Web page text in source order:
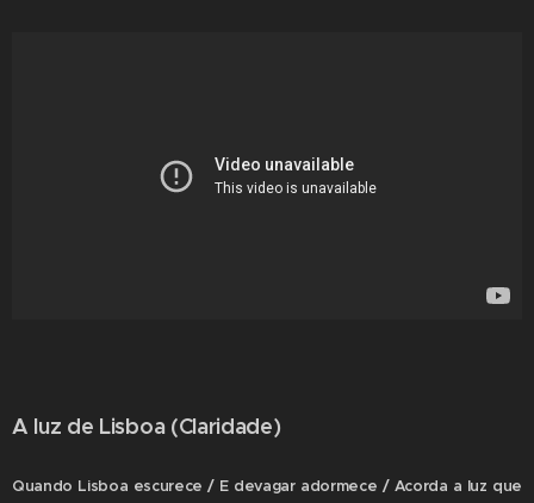
A luz de Lisboa (Claridade)
Quando Lisboa escurece / E devagar adormece / Acorda a luz que